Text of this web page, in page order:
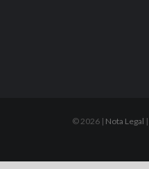
©2026 | Nota Legal |